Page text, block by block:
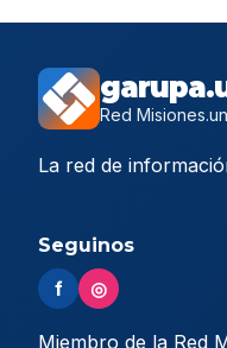
Red
La red de
Seguinos
f ◎
Miembro de la Red